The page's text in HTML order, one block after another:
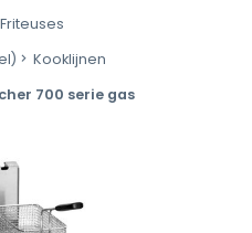
Friteuses
Kooklijnen
700 serie gas